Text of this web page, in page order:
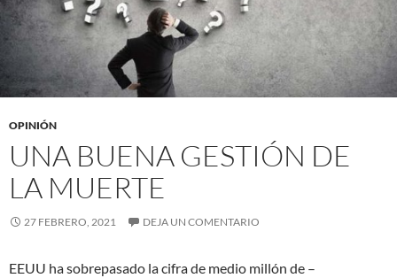
OPINIÓN
UNA BUENA GESTIÓN DE
LA MUERTE
27 FEBRERO, 2021 DEJA UN COMENTARIO
EEUU ha sobrepasado la cifra de medio millón de –